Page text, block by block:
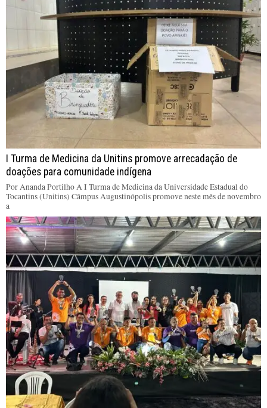
I Turma de Medicina da Unitins promove arrecadação de
doações para comunidade indígena
Por Ananda Portilho A I Turma de Medicina da Universidade Estadual do
Tocantins (Unitins) Câmpus Augustinópolis promove neste mês de novembro
a